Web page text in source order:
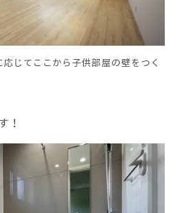
じてここから子供部屋の壁をつく
！